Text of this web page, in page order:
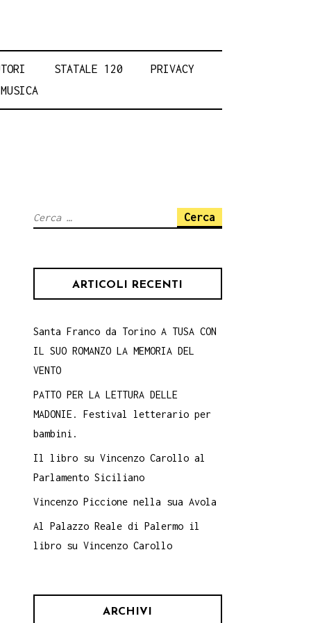
STATALE 120
PRIVACY
MUSICA
Ricerca
ARTICOLI RECENTI
Santa Franco da Torino A TUSA CON
IL SUO ROMANZO LA MEMORIA DEL
VENTO
PATTO PER LA LETTURA DELLE
MADONIE. Festival letterario per
bambini.
Il libro su Vincenzo Carollo al
Parlamento Siciliano
Vincenzo Piccione nella sua Avola
Al Palazzo Reale di Palermo il
libro su Vincenzo Carollo
ARCHIVI